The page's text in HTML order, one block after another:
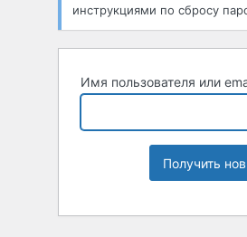
инструкциями по сбросу
Имя пользователя или